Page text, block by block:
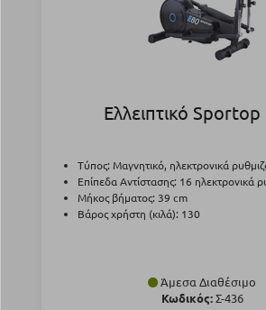
Ελλειπτικό Sportop
Τύπος: Μαγνητικό, ηλεκτρονικά
Επίπεδα Αντίστασης: 16 ηλεκτρονικά
Μήκος βήματος: 39 cm
Βάρος χρήστη (κιλά): 130
Άμεσα Διαθέσιμο
Κωδικός:Σ-436